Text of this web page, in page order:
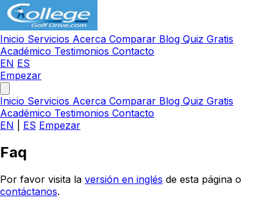
Inicio Servicios Acerca Comparar Blog Quiz Gratis
Académico Testimonios Contacto
EN ES
Empezar
Inicio Servicios Acerca Comparar Blog Quiz Gratis
Académico Testimonios Contacto
EN
ES Empezar
Faq
Por favor visita la versión en inglés de esta página o
contáctanos.